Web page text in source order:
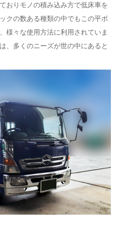
おりモノの積み込み方で低床車を
クの数ある種類の中でもこの平ボ
様々な使用方法に利用されていま
、多くのニーズが世の中にあると